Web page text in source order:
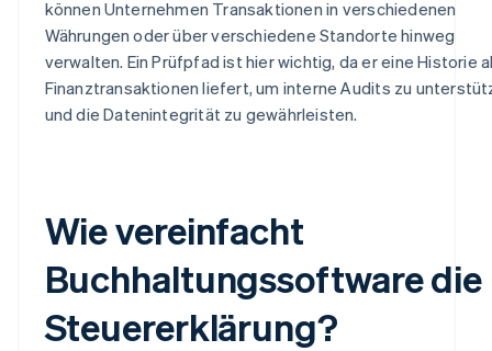
können Unternehmen Transaktionen in verschiedenen
Währungen oder über verschiedene Standorte hinweg
verwalten. Ein Prüfpfad ist hier wichtig, da er eine Historie
Finanztransaktionen liefert, um interne Audits zu
und die Datenintegrität zu gewährleisten.
Wie vereinfacht
Buchhaltungssoftware die
Steuererklärung?